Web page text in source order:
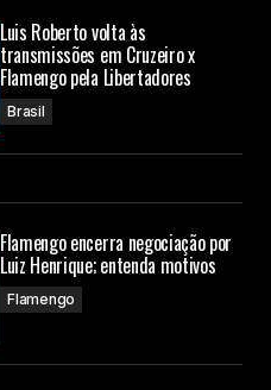
Luis Roberto volta às
transmissões em Cruzeiro x
Flamengo pela Libertadores
Brasil
Flamengo encerra negociação por
Luiz Henrique; entenda motivos
Flamengo